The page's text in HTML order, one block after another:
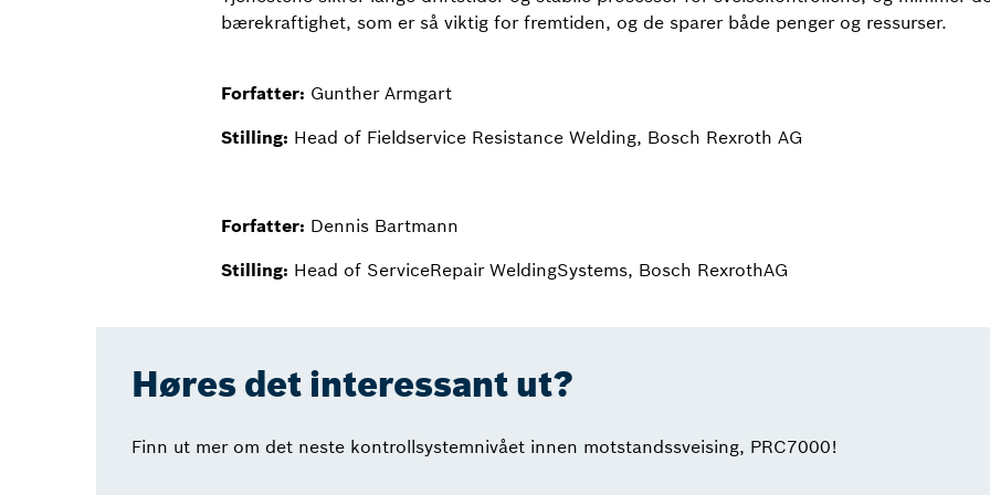
bærekraftighet, som er så viktig for fremtiden, og de sparer både penger og ressurser.
Forfatter: Gunther Armgart
Stilling: Head of Fieldservice Resistance Welding, Bosch Rexroth AG
Forfatter: Dennis Bartmann
Stilling: Head of ServiceRepair WeldingSystems, Bosch RexrothAG
Høres det interessant ut?
Finn ut mer om det neste kontrollsystemnivået innen motstandssveising, PRC7000!